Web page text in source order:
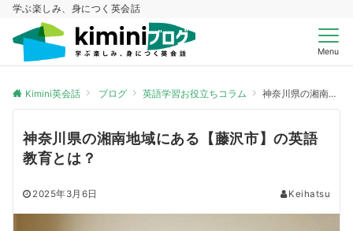
学ぶ楽しみ、身につく英会話
Menu
Kimini英会話 ブログ 英語学習お役立ちコラム 神奈川県の湘南地域にある【藤沢市】の英語教育とは？
神奈川県の湘南地域にある【藤沢市】の英語
教育とは？
2025年3月6日 Keihatsu